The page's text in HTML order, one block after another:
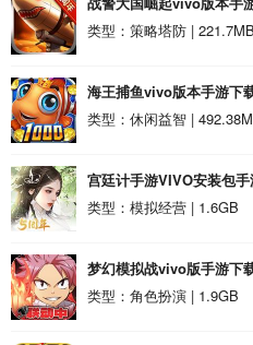
vivo版本安卓版
类型：策略塔防 | 221.7MB
海王捕鱼vivo版本手游下
卓版
类型：休闲益智 |
宫廷计手游VIVO安装包
VIVO安装包安卓版
类型：模拟经营 | 1.6GB
梦幻模拟战vivo版手游下
卓版
类型：角色扮演 | 1.9GB